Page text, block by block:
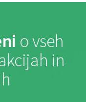
o vseh
in